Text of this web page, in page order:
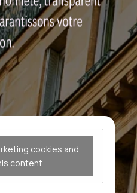
cookies and
content